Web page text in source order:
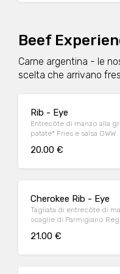
Beef
Carne argentina - le
scelta che arrivano
Rib - Eye
Entrecôte di manzo alla
patate* Fries e salsa OWW
20.00 €
Cherokee Rib - Eye
Tagliata di entrecôte di
scaglie di Parmigiano
OWW
21.00 €